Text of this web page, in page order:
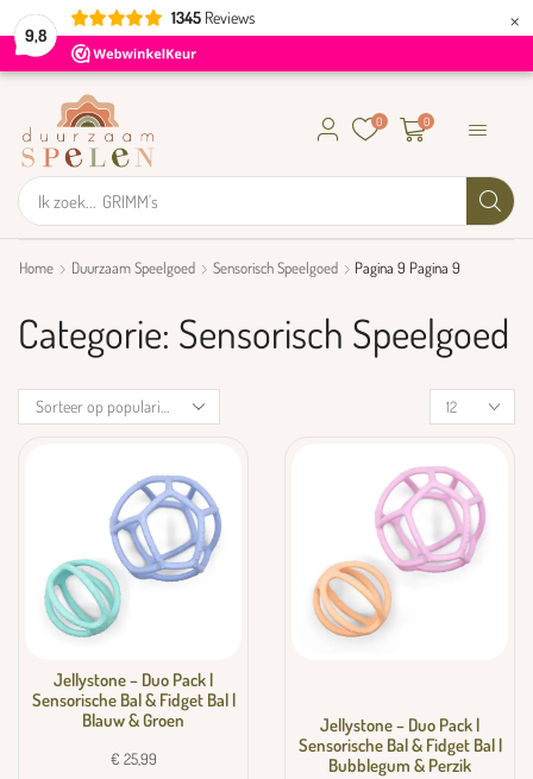
9,8
1345 Reviews ×
Ik zoek... GRIMM's
0 0
Home Duurzaam Speelgoed Sensorisch Speelgoed Pagina 9 Pagina 9
Categorie: Sensorisch Speelgoed
Jellystone – Duo Pack |
Sensorische Bal & Fidget Bal |
Blauw & Groen
€ 25,99
Jellystone – Duo Pack |
Sensorische Bal & Fidget Bal |
Bubblegum & Perzik